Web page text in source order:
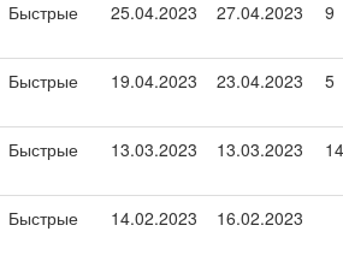
Быстрые 25.04.2023 27.04.2023 9
Быстрые 19.04.2023 23.04.2023 5
Быстрые 13.03.2023 13.03.2023 14
Быстрые 14.02.2023 16.02.2023